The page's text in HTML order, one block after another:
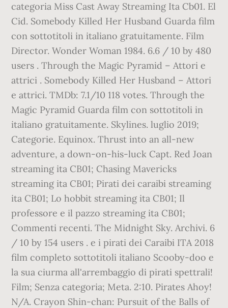
categoria Miss Cast Away Streaming Ita Cb01. El
Cid. Somebody Killed Her Husband Guarda film
con sottotitoli in italiano gratuitamente. Film
Director. Wonder Woman 1984. 6.6 / 10 by 480
users . Through the Magic Pyramid – Attori e
attrici . Somebody Killed Her Husband – Attori
e attrici. TMDb: 7.1/10 118 votes. Through the
Magic Pyramid Guarda film con sottotitoli in
italiano gratuitamente. Skylines. luglio 2019;
Categorie. Equinox. Thrust into an all-new
adventure, a down-on-his-luck Capt. Red Joan
streaming ita CB01; Chasing Mavericks
streaming ita CB01; Pirati dei caraibi streaming
ita CB01; Lo hobbit streaming ita CB01; Il
professore e il pazzo streaming ita CB01;
Commenti recenti. The Midnight Sky. Archivi. 6
/ 10 by 154 users . e i pirati dei Caraibi ITA 2018
film completo sottotitoli italiano Scooby-doo e
la sua ciurma all'arrembaggio di pirati spettrali!
Film; Senza categoria; Meta. 2:10. Pirates Ahoy!
N/A. Crayon Shin-chan: Pursuit of the Balls of